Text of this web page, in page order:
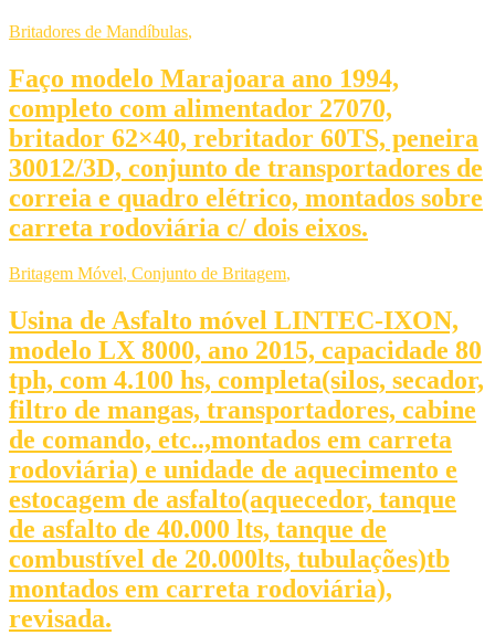
Britadores de Mandíbulas,
Faço modelo Marajoara ano 1994,
completo com alimentador 27070,
britador 62×40, rebritador 60TS, peneira
30012/3D, conjunto de transportadores de
correia e quadro elétrico, montados sobre
carreta rodoviária c/ dois eixos.
Britagem Móvel, Conjunto de Britagem,
Usina de Asfalto móvel LINTEC-IXON,
modelo LX 8000, ano 2015, capacidade 80
tph, com 4.100 hs, completa(silos, secador,
filtro de mangas, transportadores, cabine
de comando, etc..,montados em carreta
rodoviária) e unidade de aquecimento e
estocagem de asfalto(aquecedor, tanque
de asfalto de 40.000 lts, tanque de
combustível de 20.000lts, tubulações)tb
montados em carreta rodoviária),
revisada.